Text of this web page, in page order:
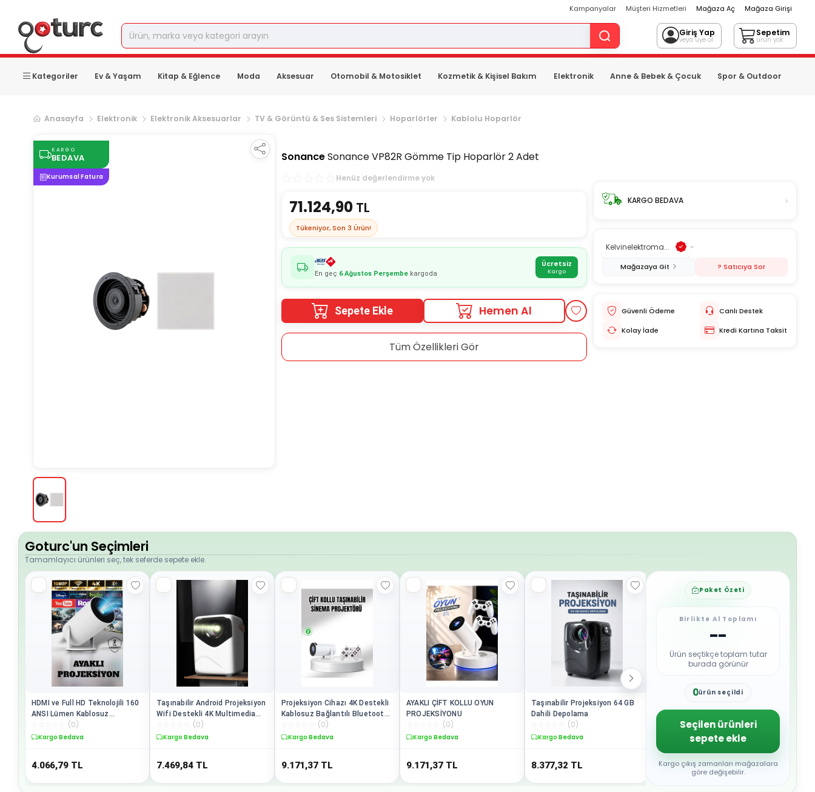
Kampanyalar Müşteri Hizmetleri Mağaza Aç Mağaza Girişi
Giriş Yap
veya üye ol
Sepetim
ürün yok
Kategoriler Ev & Yaşam Kitap & Eğlence Moda Aksesuar Otomobil & Motosiklet Kozmetik & Kişisel Bakım Elektronik Anne & Bebek & Çocuk Spor & Outdoor
Anasayfa Elektronik Elektronik Aksesuarlar TV & Görüntü & Ses Sistemleri Hoparlörler Kablolu Hoparlör
KARGO
BEDAVA
Kurumsal Fatura
SonanceSonance VP82R Gömme Tip Hoparlör 2 Adet
Henüz değerlendirme yok
71.124,90TL
Tükeniyor, Son 3 Ürün!
En geç 6 Ağustos Perşembekargoda
Ücretsiz
Kargo
Sepete Ekle Hemen Al
Tüm Özellikleri Gör
KARGO BEDAVA ›
Kelvinelektroma... -
Mağazaya Git ? Satıcıya Sor
Güvenli Ödeme
Canlı Destek
Kolay İade
Kredi Kartına Taksit
Goturc'un Seçimleri
Tamamlayıcı ürünleri seç, tek seferde sepete ekle.
HDMI ve Full HD Teknolojili 160
ANSI Lümen Kablosuz
Projeksiyon
(0)
Kargo Bedava
4.066,79 TL
Taşınabilir Android Projeksiyon
Wifi Destekli 4K Multimedia
Tabanlı Ev Ve Ofis Tipi
(0)
Kargo Bedava
7.469,84 TL
Projeksiyon Cihazı 4K Destekli
Kablosuz Bağlantılı Bluetooth
(0)
Kargo Bedava
9.171,37 TL
AYAKLI ÇİFT KOLLU OYUN
PROJEKSİYONU
(0)
Kargo Bedava
9.171,37 TL
Taşınabilir Projeksiyon 64 GB
Dahili Depolama
(0)
Kargo Bedava
8.377,32 TL
Projeksiyon Cihazı 4K WiFi
Bluetooth Destekli
☆☆ (0
Kargo Bedava
8.717,63 TL
Paket Özeti
Birlikte Al Toplamı
--
Ürün seçtikçe toplam tutar
burada görünür
0
2
3
4
5
6
7
8
9
ürün seçildi
Seçilen ürünleri
sepete ekle
Kargo çıkış zamanları mağazalara
göre değişebilir.